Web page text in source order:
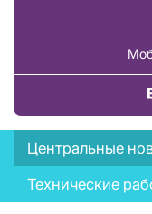
News
menu
Центральные
Технические